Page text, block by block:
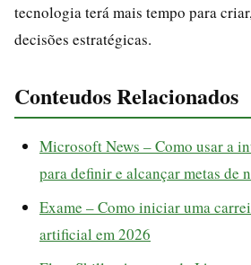
tecnologia terá mais tempo para
decisões estratégicas.
Conteudos Relacionados
Microsoft News – Como usar a
para definir e alcançar metas de
Exame – Como iniciar uma
artificial em 2026